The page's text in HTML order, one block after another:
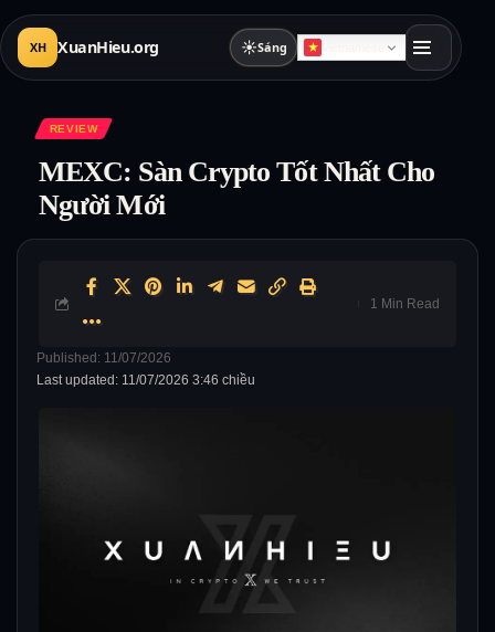
XH XuanHieu.org ☀Sáng
REVIEW
MEXC: Sàn Crypto Tốt Nhất Cho
Người Mới
Last updated: 11/07/2026 3:46 chiều
Published: 11/07/2026
1 Min Read